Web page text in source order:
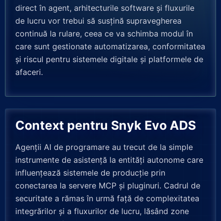
direct în agent, arhitecturile software și fluxurile
de lucru vor trebui să susțină supravegherea
continuă la rulare, ceea ce va schimba modul în
care sunt gestionate automatizarea, conformitatea
și riscul pentru sistemele digitale și platformele de
afaceri.
Context pentru Snyk Evo ADS
Agenții AI de programare au trecut de la simple
instrumente de asistență la entități autonome care
influențează sistemele de producție prin
conectarea la servere MCP și pluginuri. Cadrul de
securitate a rămas în urmă față de complexitatea
integrărilor și a fluxurilor de lucru, lăsând zone